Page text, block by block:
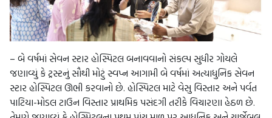
– બે વર્ષમાં સેવન સ્ટાર હોસ્પિટલ બનાવવાનો સંકલ્પ સુધીર ગોયલે
જણાવ્યું કે ટ્રસ્ટનું સૌથી મોટું સ્વપ્ન આગામી બે વર્ષમાં અત્યાધુનિક સેવન
સ્ટાર હોસ્પિટલ ઊભી કરવાનો છે. હોસ્પિટલ માટે વેસુ વિસ્તાર અને પર્વત
પાટિયા-મોડલ ટાઉન વિસ્તાર પ્રાથમિક પસંદગી તરીકે વિચારણા હેઠળ છે.